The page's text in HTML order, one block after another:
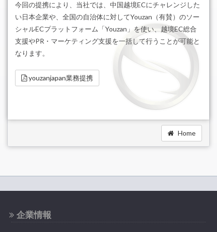
今回の提携により、当社では、中国越境ECにチャレンジした
い日本企業や、全国の自治体に対してYouzan（有賛）のソー
シャルECプラットフォーム「Youzan」を使い、越境EC総合
支援やPR・マーケティング支援を一括して行うことが可能と
なります。
youzanjapan業務提携
Home
企業情報